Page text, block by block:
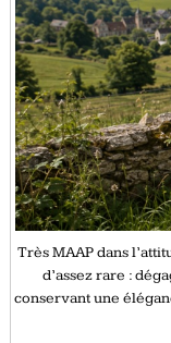
Très MAAP dans
d’assez rare :
conservant une